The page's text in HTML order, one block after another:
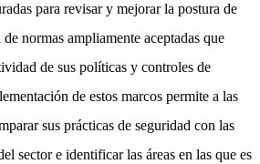
para revisar y mejorar la postura de
normas ampliamente aceptadas que
de sus políticas y controles de
de estos marcos permite a las
sus prácticas de seguridad con las
sector e identificar las áreas en las que es